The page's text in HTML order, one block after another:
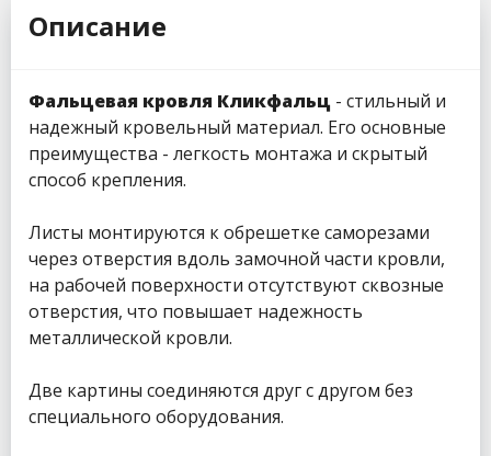
Описание
Фальцевая кровля Кликфальц - стильный и
надежный кровельный материал. Его основные
преимущества - легкость монтажа и скрытый
способ крепления.
Листы монтируются к обрешетке саморезами
через отверстия вдоль замочной части кровли,
на рабочей поверхности отсутствуют сквозные
отверстия, что повышает надежность
металлической кровли.
Две картины соединяются друг с другом без
специального оборудования.